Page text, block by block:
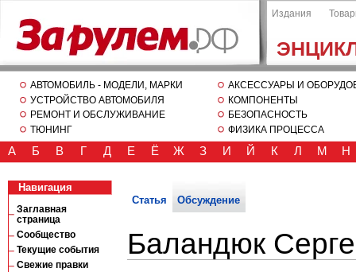
Издания
АВТОМОБИЛЬ - МОДЕЛИ, МАРКИ
УСТРОЙСТВО АВТОМОБИЛЯ
РЕМОНТ И ОБСЛУЖИВАНИЕ
ТЮНИНГ
АКСЕССУАРЫ И
КОМПОНЕНТЫ
БЕЗОПАСНОСТЬ
ФИЗИКА ПРОЦЕССА
А Б В Г Д Е Ё Ж З И Й К Л М Н
Навигация
Заглавная
страница
Сообщество
Текущие события
Свежие правки
Статья Обсуждение
Баландюк